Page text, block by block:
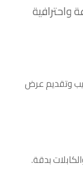
وتقديم عرض
بدقة.